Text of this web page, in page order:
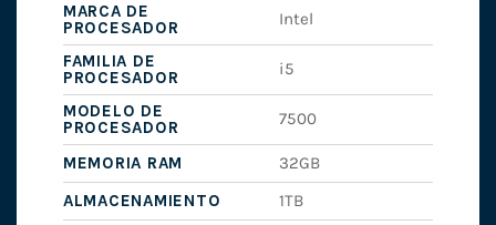
MARCA DE
PROCESADOR
Intel
FAMILIA DE
PROCESADOR
i5
MODELO DE
PROCESADOR
7500
MEMORIA RAM
32GB
ALMACENAMIENTO
1TB